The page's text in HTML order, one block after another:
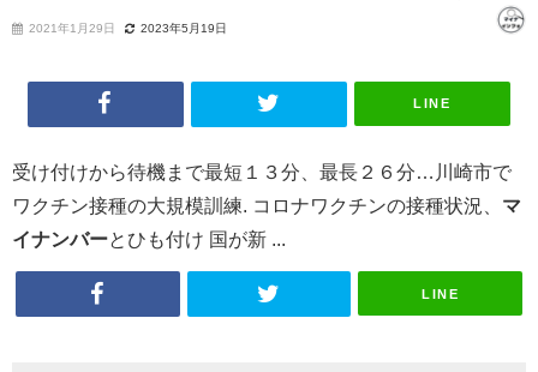
2021年1月29日 2023年5月19日
LINE
受け付けから待機まで最短１３分、最長２６分…川崎市で
ワクチン接種の大規模訓練. コロナワクチンの接種状況、 マ
イナンバーとひも付け 国が新 ...
LINE